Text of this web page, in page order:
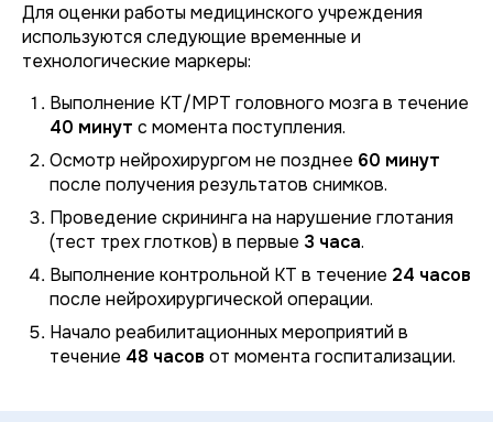
Для оценки работы медицинского учреждения
используются следующие временные и
технологические маркеры:
Выполнение КТ/МРТ головного мозга в течение
40 минут с момента поступления.
Осмотр нейрохирургом не позднее 60 минут
после получения результатов снимков.
Проведение скрининга на нарушение глотания
(тест трех глотков) в первые 3 часа.
Выполнение контрольной КТ в течение 24 часов
после нейрохирургической операции.
Начало реабилитационных мероприятий в
течение 48 часов от момента госпитализации.